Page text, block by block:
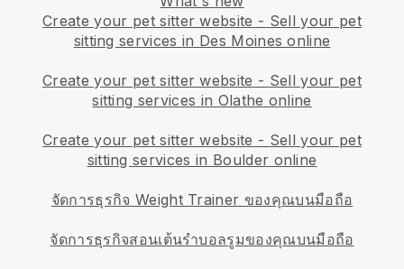
Create your pet sitter website - Sell your pet
sitting services in Des Moines online
Create your pet sitter website - Sell your pet
sitting services in Olathe online
Create your pet sitter website - Sell your pet
sitting services in Boulder online
จัดการธุรกิจ Weight Trainer ของคุณบนมือถือ
จัดการธุรกิจสอนเต้นรำบอลรูมของคุณบนมือถือ